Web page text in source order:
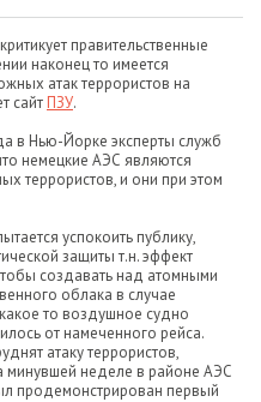
правительственные
наконец то имеется
атак террористов на
сайтПЗУ.
в Нью-Йорке эксперты служб
немецкие АЭС являются
террористов, и они при этом
успокоить публику,
защиты т.н. эффект
создавать над атомными
облака в случае
то воздушное судно
от намеченного рейса.
атаку террористов,
минувшей неделе в районе АЭС
продемонстрирован первый